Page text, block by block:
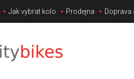
Jak vybrat kolo Prodejna Doprava